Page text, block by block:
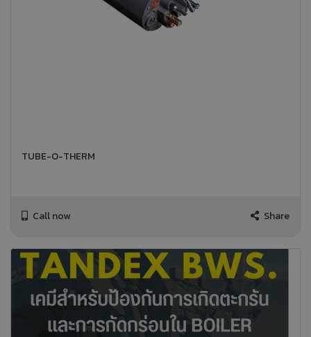
TUBE-O-THERM
Call now Share